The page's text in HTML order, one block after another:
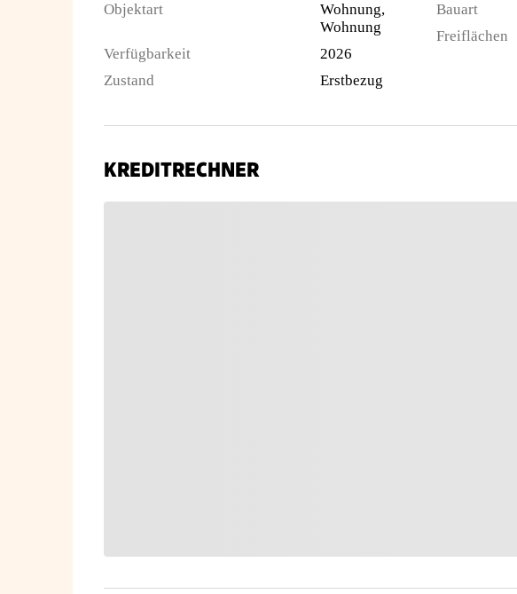
Objektart
Wohnung,
Wohnung
Verfügbarkeit
2026
Zustand
Erstbezug
Bauart
Freiflächen
KREDITRECHNER